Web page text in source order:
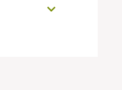
expand_more